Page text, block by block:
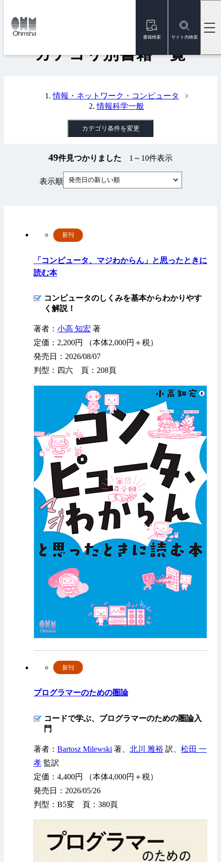
書籍検索 サイト内検索
トップ
カテゴリ別書籍一覧
情報・ネットワーク・コンピュータ
情報科学一般
カテゴリ条件を変更
49件見つかりました 1～10件表示
表示順 発売日の新しい順
「コンピュータ、マジわからん」と思ったときに
読む本
新刊
コンピュータのしくみを基本からわかりやす
く解説！
著者： 小高 知宏 著
定価：2,200円 （本体2,000円＋税）
発売日：2026/08/07
判型：四六 頁：208頁
プログラマーのための圏論
新刊
コードで学ぶ、プログラマーのための圏論入
門
著者： Bartosz Milewski 著、 北川 雅裕 訳、 松田 一
孝 監訳
定価：4,400円 （本体4,000円＋税）
発売日：2026/05/26
判型：B5変 頁：380頁